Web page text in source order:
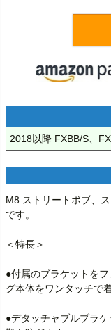
2018以降 FXBB/S、
M8 ストリートボブ、
です。
＜特長＞
●付属のブラケットを
グ本体をワンタッチで
●デタッチャブルブラ